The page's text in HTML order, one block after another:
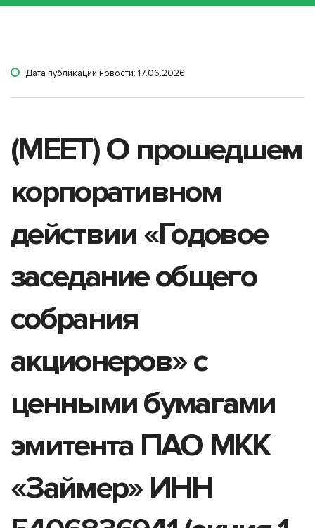
Дата публикации новости: 17.06.2026
(MEET) О прошедшем
корпоративном
действии «Годовое
заседание общего
собрания
акционеров» с
ценными бумагами
эмитента ПАО МКК
«Займер» ИНН